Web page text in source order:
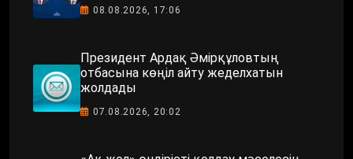
08.08.2026, 17:06
Президент Ардақ Әмірқұловтың
отбасына көңіл айту жеделхатын
жолдады
07.08.2026, 20:02